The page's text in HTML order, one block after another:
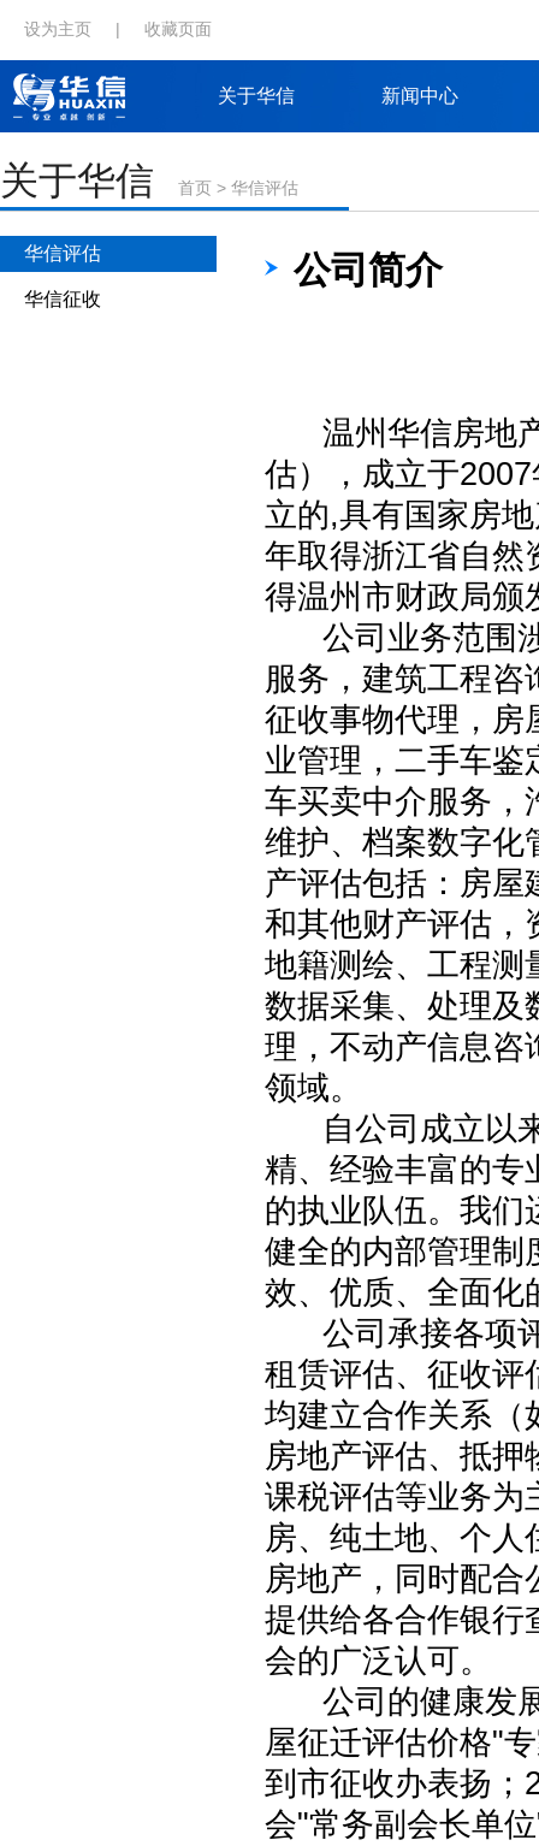
设为主页 | 收藏页面
关于华信 新闻中心
关于华信 首页 > 华信评估
华信评估
华信征收
公司简介
温州华信房地产
估），成立于
立的,具有国家房
年取得浙江省自然
得温州市财政局颁
公司业务范围涉
服务，建筑工程咨
征收事物代理，房
业管理，二手车鉴
车买卖中介服务，
维护、档案数字化
产评估包括：房屋
和其他财产评估，
地籍测绘、工程测
数据采集、处理及
理，不动产信息咨
领域。
自公司成立以来
精、经验丰富的专
的执业队伍。我们
健全的内部管理制
效、优质、全面化
公司承接各项评
租赁评估、征收评
均建立合作关系（
房地产评估、抵
课税评估等业务为
房、纯土地、个
房地产，同时配
提供给各合作银行
会的广泛认可。
公司的健康发展
屋征迁评估价格"
到市征收办表扬；
会"常务副会长单